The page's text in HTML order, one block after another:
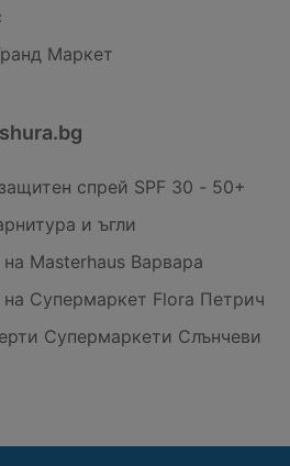
Маркет
спрей SPF 30 - 50+
и ъгли
Masterhaus Варвара
Супермаркет Flora Петрич
Супермаркети Слънчеви